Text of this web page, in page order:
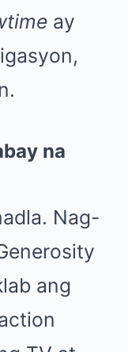
ay
na
Nag-
ang